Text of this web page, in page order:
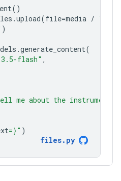
()
.upload(file=media /
)
.generate_content(
flash" ,
me about the
=}" )
files. py